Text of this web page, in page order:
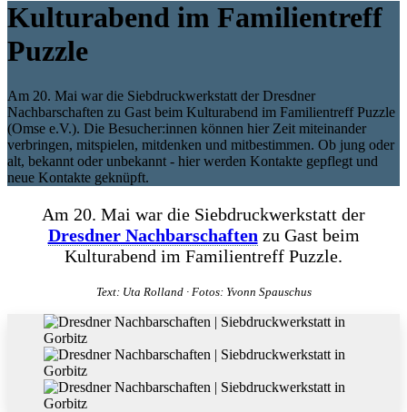
Kulturabend im Familientreff
Puzzle
Am 20. Mai war die Siebdruckwerkstatt der Dresdner
Nachbarschaften zu Gast beim Kulturabend im Familientreff Puzzle
(Omse e.V.). Die Besucher:innen können hier Zeit miteinander
verbringen, mitspielen, mitdenken und mitbestimmen. Ob jung oder
alt, bekannt oder unbekannt - hier werden Kontakte gepflegt und
neue Kontakte geknüpft.
Am 20. Mai war die Siebdruckwerkstatt der
Dresdner Nachbarschaften zu Gast beim
Kulturabend im Familientreff Puzzle.
Text: Uta Rolland · Fotos: Yvonn Spauschus